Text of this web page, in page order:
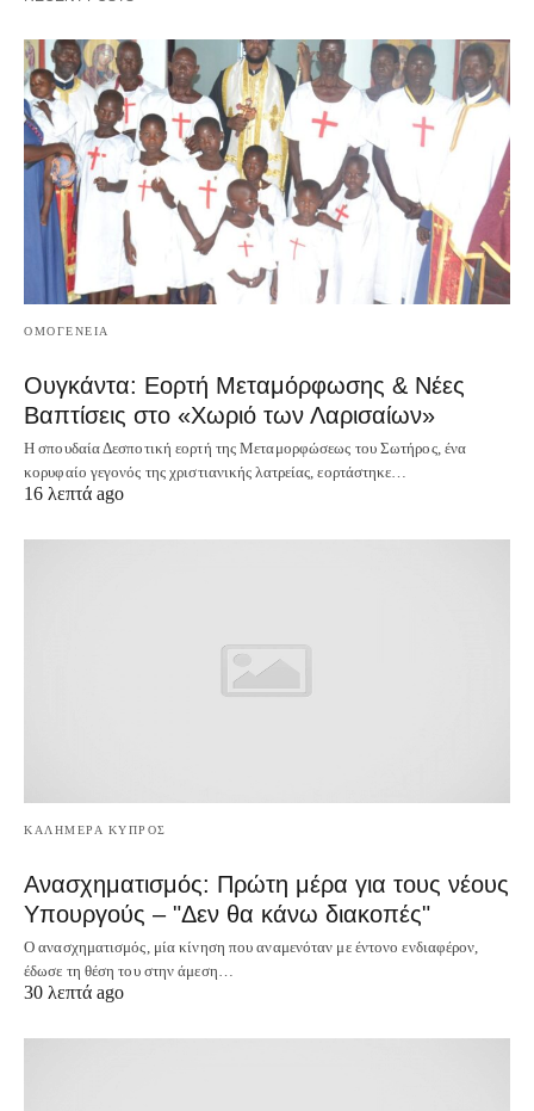
ΟΜΟΓΕΝΕΙΑ
Ουγκάντα: Εορτή Μεταμόρφωσης & Νέες
Βαπτίσεις στο «Χωριό των Λαρισαίων»
Η σπουδαία Δεσποτική εορτή της Μεταμορφώσεως του Σωτήρος, ένα
κορυφαίο γεγονός της χριστιανικής λατρείας, εορτάστηκε…
16 λεπτά ago
ΚΑΛΗΜΕΡΑ ΚΥΠΡΟΣ
Ανασχηματισμός: Πρώτη μέρα για τους νέους
Υπουργούς – "Δεν θα κάνω διακοπές"
Ο ανασχηματισμός, μία κίνηση που αναμενόταν με έντονο ενδιαφέρον,
έδωσε τη θέση του στην άμεση…
30 λεπτά ago